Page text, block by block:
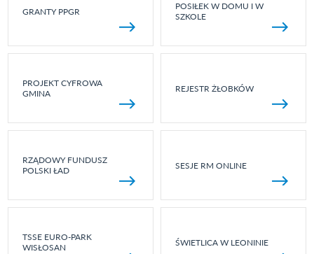
GRANTY PPGR
POSIŁEK W DOMU I W
SZKOLE
PROJEKT CYFROWA
GMINA
REJESTR ŻŁOBKÓW
RZĄDOWY FUNDUSZ
POLSKI ŁAD
SESJE RM ONLINE
TSSE EURO-PARK
WISŁOSAN
ŚWIETLICA W LEONINIE